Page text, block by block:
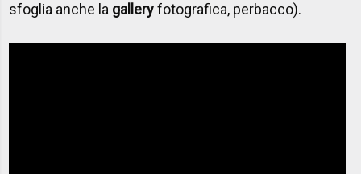
sfoglia anche la galleryfotografica, perbacco).